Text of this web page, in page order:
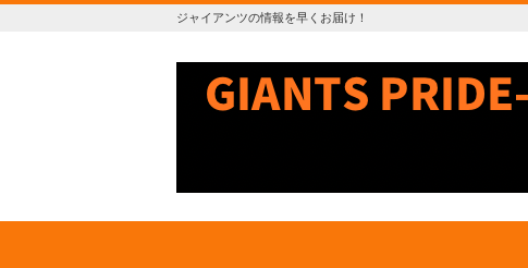
ジャイアンツの情報を早くお届け！